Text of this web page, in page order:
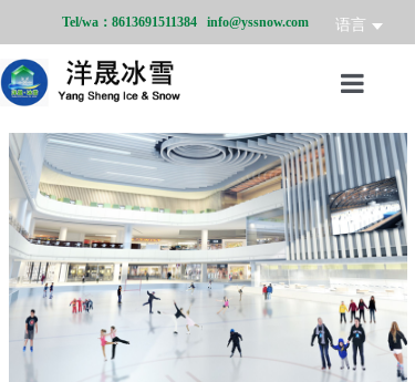
Tel/wa：8613691511384 info@yssnow.com 语言
首页
冰雪产品
冰雪业务
冰雪案例
冰雪新闻